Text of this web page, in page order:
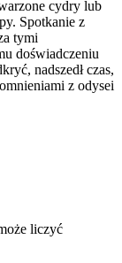
cydry lub
Spotkanie z
tymi
doświadczeniu
nadszedł czas,
z odysei
liczyć